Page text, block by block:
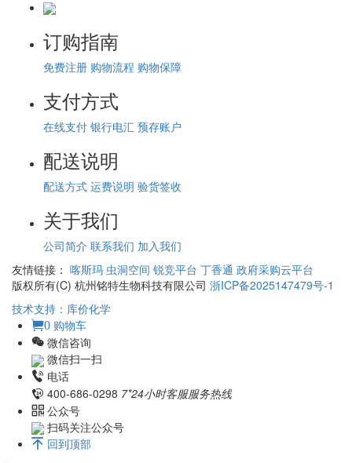
订购指南
免费注册 购物流程 购物保障
支付方式
在线支付 银行电汇 预存账户
配送说明
配送方式 运费说明 验货签收
关于我们
公司简介 联系我们 加入我们
友情链接： 喀斯玛 虫洞空间 锐竞平台 丁香通 政府采购云平台
版权所有(C) 杭州铭特生物科技有限公司 浙ICP备2025147479号-1
技术支持：库价化学
0 购物车
微信咨询
微信扫一扫
电话
400-686-0298 7*24小时客服服务热线
公众号
扫码关注公众号
回到顶部